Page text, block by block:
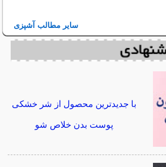
سایر مطالب آشپزی
با جدیدترین محصول از شر خشکی
پوست بدن خلاص شو